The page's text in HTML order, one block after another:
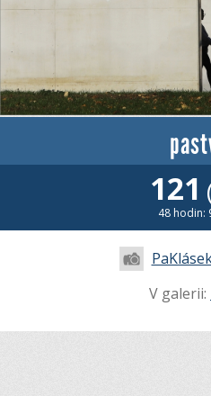
Měli jste účet
121
48 hodin:
V galerii: